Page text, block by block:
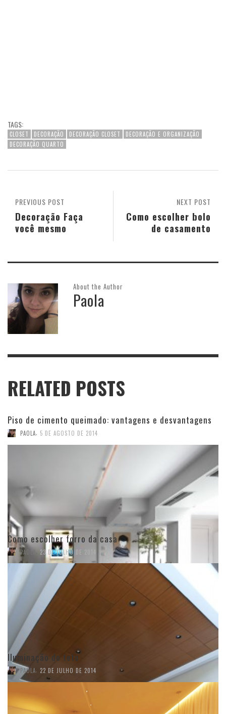
TAGS:
CLOSET DECORAÇÃO DECORAÇÃO CLOSET
DECORAÇÃO E ORGANIZAÇÃO
DECORAÇÃO QUARTO
NEXT POST
Como escolher bolo
de casamento
PREVIOUS POST
Decoração Faça
você mesmo
About the Author
Paola
RELATED POSTS
Piso de cimento queimado: vantagens e desvantagens
PAOLA 5 DE AGOSTO DE 2014
Como escolher forro da casa
PAOLA 23 DE JULHO DE 2014
Iluminação do teto
PAOLA, 22 DE JULHO DE 2014